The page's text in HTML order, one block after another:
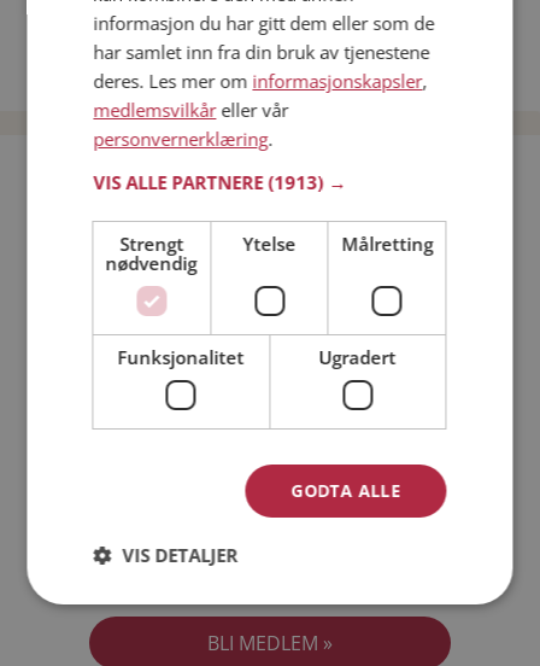
Date menn i Norge
Date kvinner i Norge
Bli medlem gratis!
Jeg er en: Mann Kvinne
Min alder:
Jeg akseptererMedlemsvilkårene
informasjon du har gitt dem eller som de
har samlet inn fra din bruk av tjenestene
deres. Les mer om informasjonskapsler,
medlemsvilkåreller vår
personvernerklæring.
VIS ALLE PARTNERE(1913) →
Strengt
nødvendig
Ytelse Målretting
Funksjonalitet Ugradert
GODTA ALLE
VIS DETALJER